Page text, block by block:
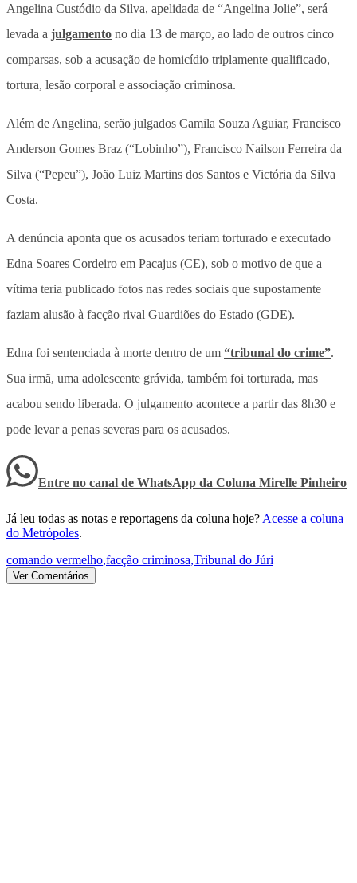
Angelina Custódio da Silva, apelidada de “Angelina Jolie”, será
levada a julgamento no dia 13 de março, ao lado de outros cinco
comparsas, sob a acusação de homicídio triplamente qualificado,
tortura, lesão corporal e associação criminosa.
Além de Angelina, serão julgados Camila Souza Aguiar, Francisco
Anderson Gomes Braz (“Lobinho”), Francisco Nailson Ferreira da
Silva (“Pepeu”), João Luiz Martins dos Santos e Victória da Silva
Costa.
A denúncia aponta que os acusados teriam torturado e executado
Edna Soares Cordeiro em Pacajus (CE), sob o motivo de que a
vítima teria publicado fotos nas redes sociais que supostamente
faziam alusão à facção rival Guardiões do Estado (GDE).
Edna foi sentenciada à morte dentro de um “tribunal do crime”.
Sua irmã, uma adolescente grávida, também foi torturada, mas
acabou sendo liberada. O julgamento acontece a partir das 8h30 e
pode levar a penas severas para os acusados.
Entre no canal de WhatsApp da Coluna Mirelle Pinheiro
Já leu todas as notas e reportagens da coluna hoje? Acesse a coluna
do Metrópoles.
comando vermelho,facção criminosa,Tribunal do Júri
Ver Comentários